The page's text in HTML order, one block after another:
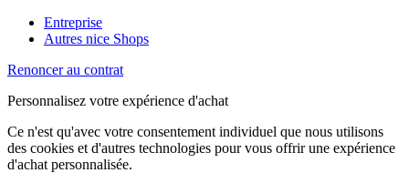
Entreprise
Autres nice Shops
Renoncer au contrat
Personnalisez votre expérience d'achat
Ce n'est qu'avec votre consentement individuel que nous utilisons
des cookies et d'autres technologies pour vous offrir une expérience
d'achat personnalisée.